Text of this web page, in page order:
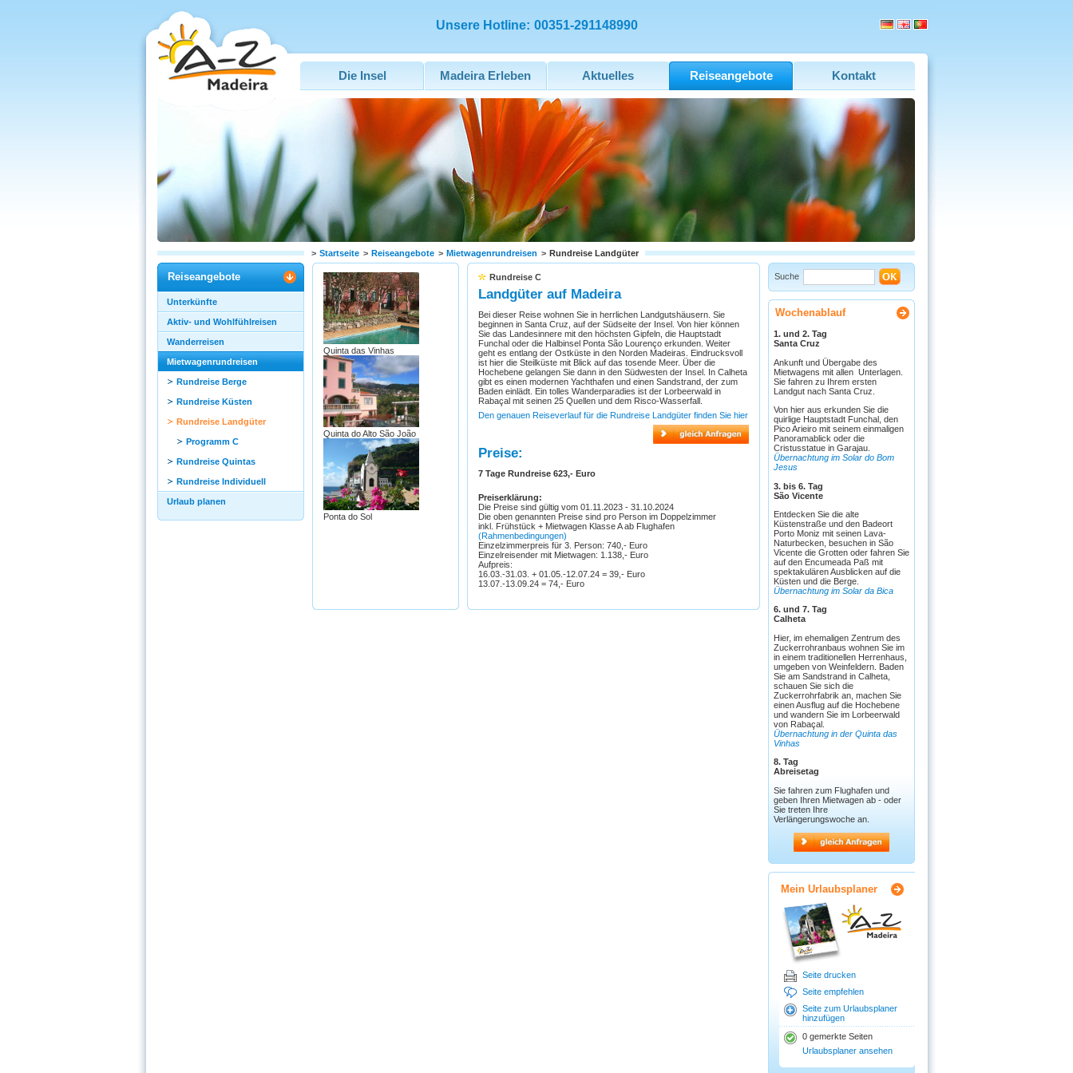
Unsere Hotline: 00351-291148990
Die Insel Madeira Erleben Aktuelles Reiseangebote Kontakt
> Startseite > Reiseangebote > Mietwagenrundreisen > Rundreise Landgüter
Reiseangebote
Unterkünfte
Aktiv- und Wohlfühlreisen
Wanderreisen
Mietwagenrundreisen
Rundreise Berge
Rundreise Küsten
Rundreise Landgüter
Programm C
Rundreise Quintas
Rundreise Individuell
Urlaub planen
Quinta das Vinhas
Quinta do Alto São João
Ponta do Sol
Rundreise C
Landgüter auf Madeira
Bei dieser Reise wohnen Sie in herrlichen Landgutshäusern. Sie
beginnen in Santa Cruz, auf der Südseite der Insel. Von hier können
Sie das Landesinnere mit den höchsten Gipfeln, die Hauptstadt
Funchal oder die Halbinsel Ponta São Lourenço erkunden. Weiter
geht es entlang der Ostküste in den Norden Madeiras. Eindrucksvoll
ist hier die Steilküste mit Blick auf das tosende Meer. Über die
Hochebene gelangen Sie dann in den Südwesten der Insel. In Calheta
gibt es einen modernen Yachthafen und einen Sandstrand, der zum
Baden einlädt. Ein tolles Wanderparadies ist der Lorbeerwald in
Rabaçal mit seinen 25 Quellen und dem Risco-Wasserfall.
Den genauen Reiseverlauf für die Rundreise Landgüter finden Sie hier
Preise:
7 Tage Rundreise 623,- Euro
Preiserklärung:
Die Preise sind gültig vom 01.11.2023 - 31.10.2024
Die oben genannten Preise sind pro Person im Doppelzimmer
inkl. Frühstück + Mietwagen Klasse A ab Flughafen
(Rahmenbedingungen)
Einzelzimmerpreis für 3. Person: 740,- Euro
Einzelreisender mit Mietwagen: 1.138,- Euro
Aufpreis:
16.03.-31.03. + 01.05.-12.07.24 = 39,- Euro
13.07.-13.09.24 = 74,- Euro
Suche
Wochenablauf
1. und 2. Tag
Santa Cruz
Ankunft und Übergabe des
Mietwagens mit allen Unterlagen.
Sie fahren zu Ihrem ersten
Landgut nach Santa Cruz.
Von hier aus erkunden Sie die
quirlige Hauptstadt Funchal, den
Pico Arieiro mit seinem einmaligen
Panoramablick oder die
Cristusstatue in Garajau.
Übernachtung im Solar do Bom
Jesus
3. bis 6. Tag
São Vicente
Entdecken Sie die alte
Küstenstraße und den Badeort
Porto Moniz mit seinen Lava-
Naturbecken, besuchen in São
Vicente die Grotten oder fahren Sie
auf den Encumeada Paß mit
spektakulären Ausblicken auf die
Küsten und die Berge.
Übernachtung im Solar da Bica
6. und 7. Tag
Calheta
Hier, im ehemaligen Zentrum des
Zuckerrohranbaus wohnen Sie im
in einem traditionellen Herrenhaus,
umgeben von Weinfeldern. Baden
Sie am Sandstrand in Calheta,
schauen Sie sich die
Zuckerrohrfabrik an, machen Sie
einen Ausflug auf die Hochebene
und wandern Sie im Lorbeerwald
von Rabaçal.
Übernachtung in der Quinta das
Vinhas
8. Tag
Abreisetag
Sie fahren zum Flughafen und
geben Ihren Mietwagen ab - oder
Sie treten Ihre
Verlängerungswoche an.
Mein Urlaubsplaner
Seite drucken
Seite empfehlen
Seite zum Urlaubsplaner
hinzufügen
0 gemerkte Seiten
Urlaubsplaner ansehen